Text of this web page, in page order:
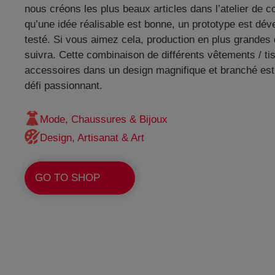
nous créons les plus beaux articles dans l’atelier de
qu’une idée réalisable est bonne, un prototype est
testé. Si vous aimez cela, production en plus grandes
suivra. Cette combinaison de différents vêtements /
accessoires dans un design magnifique et branché
défi passionnant.
Mode, Chaussures & Bijoux
Design, Artisanat & Art
GO TO SHOP